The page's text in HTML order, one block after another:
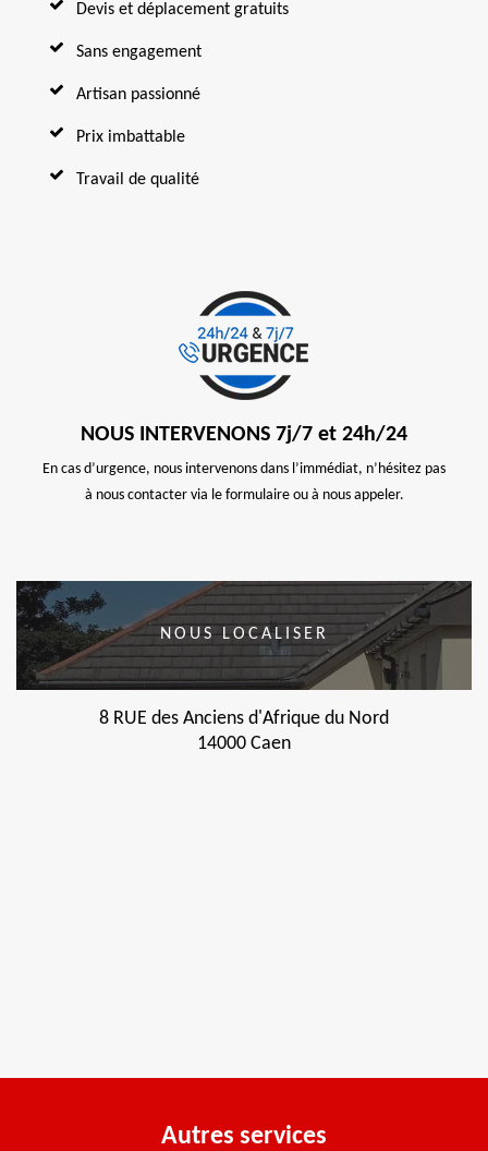
Devis et déplacement gratuits
Sans engagement
Artisan passionné
Prix imbattable
Travail de qualité
NOUS INTERVENONS 7j/7 et 24h/24
En cas d’urgence, nous intervenons dans l’immédiat, n’hésitez pas
à nous contacter via le formulaire ou à nous appeler.
NOUS LOCALISER
8 RUE des Anciens d'Afrique du Nord
14000 Caen
Autres services